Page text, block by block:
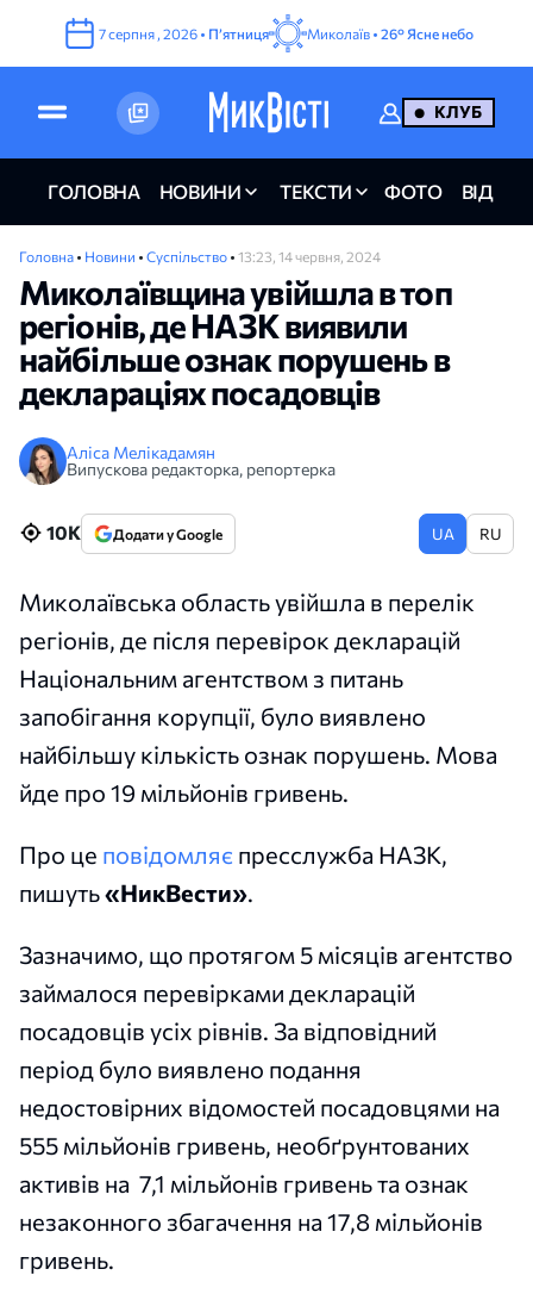
7серпня , 2026 • Пʼятниця Миколаїв • 26° Ясне небо
КЛУБ
ГОЛОВНА НОВИНИ ТЕКСТИ ФОТО ВІДЕО
Головна • Новини • Суспільство • 13:23, 14 червня, 2024
Миколаївщина увійшла в топ
регіонів, де НАЗК виявили
найбільше ознак порушень в
деклараціях посадовців
Аліса Мелікадамян
Випускова редакторка, репортерка
10K Додати у Google UA RU
Миколаївська область увійшла в перелік
регіонів, де після перевірок декларацій
Національним агентством з питань
запобігання корупції, було виявлено
найбільшу кількість ознак порушень. Мова
йде про 19 мільйонів гривень.
Про це повідомляє пресслужба НАЗК,
пишуть«НикВести».
Зазначимо, що протягом 5 місяців агентство
займалося перевірками декларацій
посадовців усіх рівнів. За відповідний
період було виявлено подання
недостовірних відомостей посадовцями на
555 мільйонів гривень, необґрунтованих
активів на 7,1 мільйонів гривень та ознак
незаконного збагачення на 17,8 мільйонів
гривень.